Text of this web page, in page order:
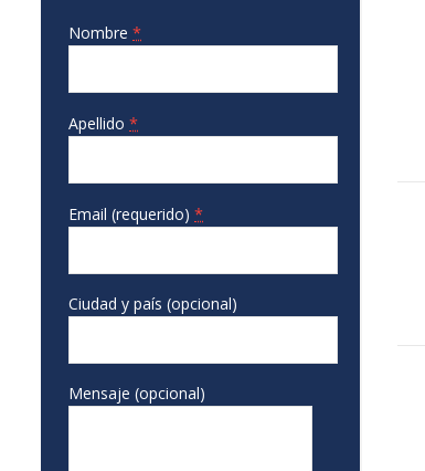
Nombre *
Apellido *
Email (requerido) *
Ciudad y país (opcional)
Mensaje (opcional)